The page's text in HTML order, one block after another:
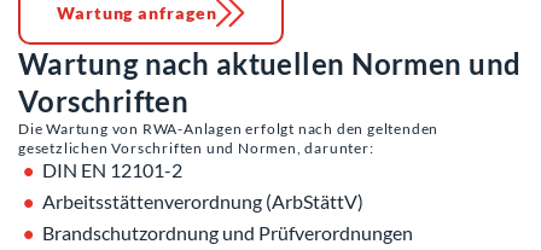
Wartung anfragen
Wartung nach aktuellen Normen und
Vorschriften
Die Wartung von RWA-Anlagen erfolgt nach den geltenden
gesetzlichen Vorschriften und Normen, darunter:
DIN EN 12101-2
Arbeitsstättenverordnung (ArbStättV)
Brandschutzordnung und Prüfverordnungen